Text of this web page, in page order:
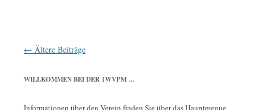
Beitrags-
← Ältere Beiträge
WILLKOMMEN BEI DER 1WVPM …
Informationen über den Verein finden Sie über das Hauptmenue